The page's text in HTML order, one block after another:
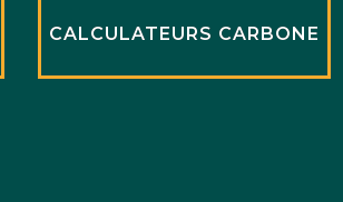
CALCULATEURS CARBONE